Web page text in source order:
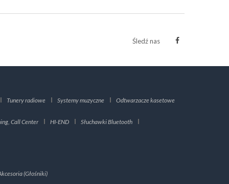
Śledź nas
Tunery radiowe Systemy muzyczne Odtwarzacze kasetowe
Call Center HI-END Słuchawki Bluetooth
(Głośniki)